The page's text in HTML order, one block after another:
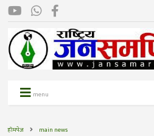
menu
होमपेज main news